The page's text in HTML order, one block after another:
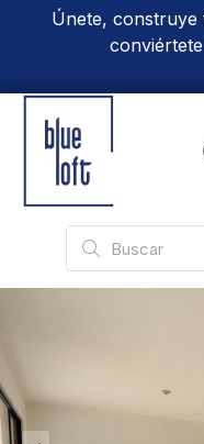
Únete,